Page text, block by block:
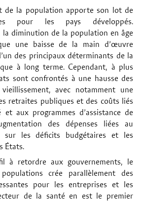
de la population apporte son lot de
pour les pays développés.
la diminution de la population en âge
une baisse de la main d’œuvre
des principaux déterminants de la
à long terme. Cependant, à plus
sont confrontés à une hausse des
avec notamment une
retraites publiques et des coûts liés
aux programmes d’assistance de
des dépenses liées au
sur les déficits budgétaires et les
États.
à retordre aux gouvernements, le
crée parallèlement des
pour les entreprises et les
de la santé en est le premier